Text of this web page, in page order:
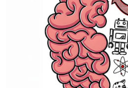
Kuala Lumpur berjerebu
Perdana Menteri Jepun